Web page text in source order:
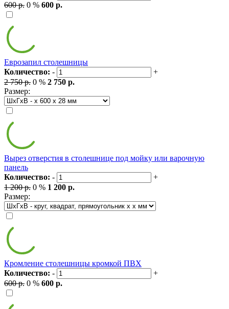
600 р. 0 % 600 р.
Еврозапил столешницы
Количество: -
+
2 750 р. 0 % 2 750 р.
Размер:
Вырез отверстия в столешнице под мойку или варочную
панель
Количество: -
+
1 200 р. 0 % 1 200 р.
Размер:
Кромление столешницы кромкой ПВХ
Количество: -
+
600 р. 0 % 600 р.